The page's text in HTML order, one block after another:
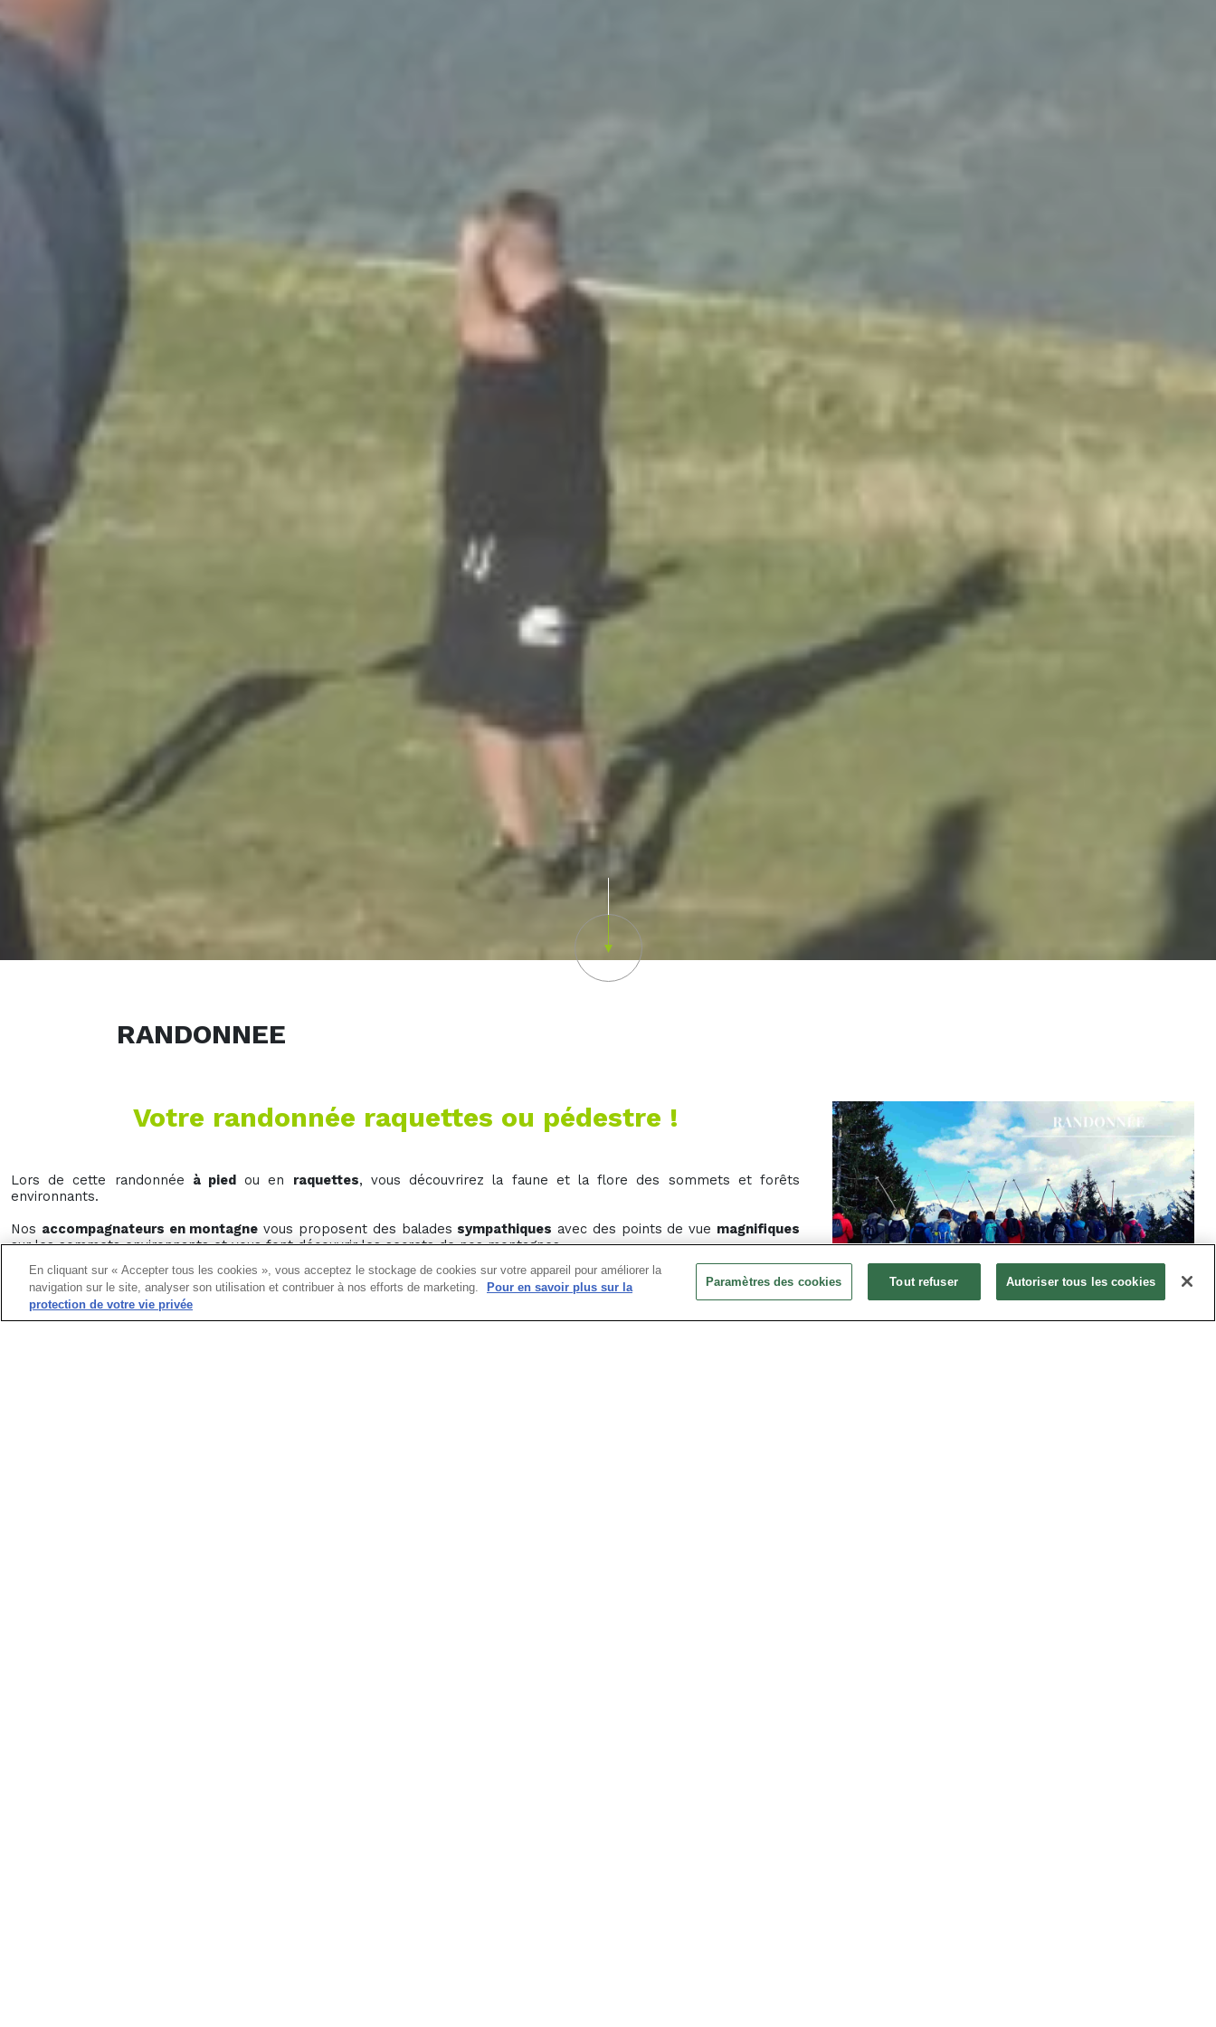
Scroll down
RANDONNEE
Votre randonnée raquettes ou pédestre !
Lors de cette randonnée à pied ou en raquettes, vous découvrirez la faune et la flore des sommets et forêts
environnants.
Nos accompagnateurs en montagne vous proposent des balades sympathiques avec des points de vue magnifiques
sur les sommets environnants et vous font découvrir les secrets de nos montagnes...
Au détour d'un sentier, vous dégusterez les spécialités du terroir : saucisson, fromage, génépi...
Facile,ludique, convivialetaccessibleà tous !
En cliquant sur « Accepter tous les cookies », vous acceptez le stockage de cookies sur votre appareil pour améliorer la
navigation sur le site, analyser son utilisation et contribuer à nos efforts de marketing.
Pour en savoir plus sur la
protection de votre vie privée
Paramètres des cookies Tout refuser Autoriser tous les cookies